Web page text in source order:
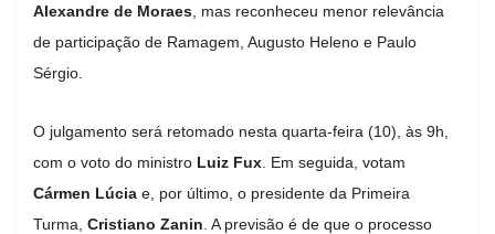
Alexandre de Moraes , mas reconheceu menor relevância
de participação de Ramagem, Augusto Heleno e Paulo
Sérgio.
O julgamento será retomado nesta quarta-feira (10), às 9h,
com o voto do ministro Luiz Fux . Em seguida, votam
Cármen Lúcia e, por último, o presidente da Primeira
Turma, Cristiano Zanin . A previsão é de que o processo